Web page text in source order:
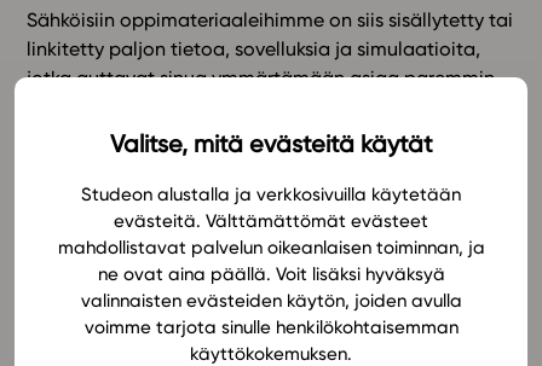
Valitse, mitä evästeitä käytät
Studeon alustalla ja verkkosivuilla käytetään
evästeitä. Välttämättömät evästeet
mahdollistavat palvelun oikeanlaisen toiminnan, ja
ne ovat aina päällä. Voit lisäksi hyväksyä
valinnaisten evästeiden käytön, joiden avulla
voimme tarjota sinulle henkilökohtaisemman
käyttökokemuksen.
Sähköisiin oppimateriaaleihimme on siis sisällytetty tai
linkitetty paljon tietoa, sovelluksia ja simulaatioita,
jotka auttavat sinua ymmärtämään asiaa paremmin.
eivät olisi mahdollisia painetuissa oppimateriaaleissa.
Sähköinen oppimateriaali pysyy ajan tasalla: Kun
Suomessa on vaalit, päivitetään tiedot hallituksen
kokoonpanosta oppimateriaaleihimme jopa samana
päivänä. Samoin uusista säädetyistä laeista tai
tieteellisistä löydöksistä kerrotaan pian. Jos jokin